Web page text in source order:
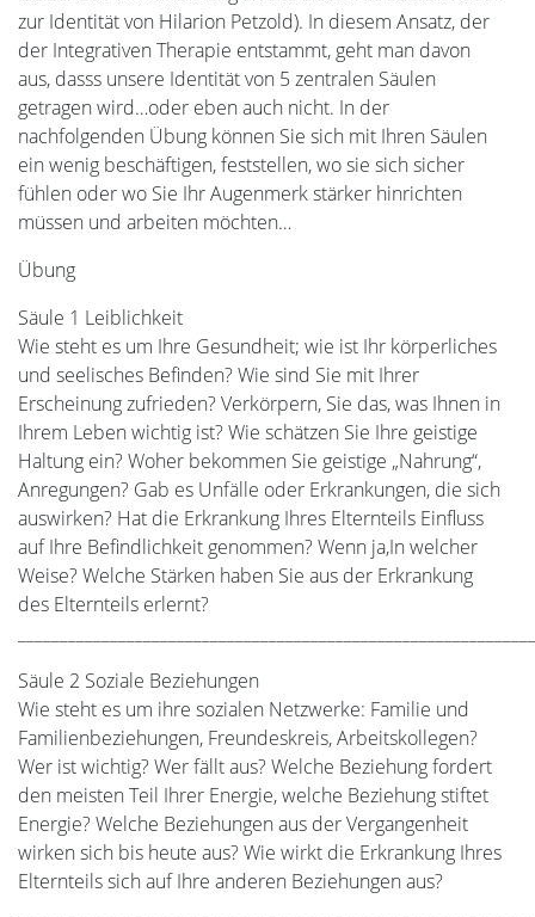
zur Identität von Hilarion Petzold). In diesem Ansatz, der
der Integrativen Therapie entstammt, geht man davon
aus, dasss unsere Identität von 5 zentralen Säulen
getragen wird…oder eben auch nicht. In der
nachfolgenden Übung können Sie sich mit Ihren Säulen
ein wenig beschäftigen, feststellen, wo sie sich sicher
fühlen oder wo Sie Ihr Augenmerk stärker hinrichten
müssen und arbeiten möchten…
Übung
Säule 1 Leiblichkeit
Wie steht es um Ihre Gesundheit; wie ist Ihr körperliches
und seelisches Befinden? Wie sind Sie mit Ihrer
Erscheinung zufrieden? Verkörpern, Sie das, was Ihnen in
Ihrem Leben wichtig ist? Wie schätzen Sie Ihre geistige
Haltung ein? Woher bekommen Sie geistige „Nahrung“,
Anregungen? Gab es Unfälle oder Erkrankungen, die sich
auswirken? Hat die Erkrankung Ihres Elternteils Einfluss
auf Ihre Befindlichkeit genommen? Wenn ja,In welcher
Weise? Welche Stärken haben Sie aus der Erkrankung
des Elternteils erlernt?
Säule 2 Soziale Beziehungen
Wie steht es um ihre sozialen Netzwerke: Familie und
Familienbeziehungen, Freundeskreis, Arbeitskollegen?
Wer ist wichtig? Wer fällt aus? Welche Beziehung fordert
den meisten Teil Ihrer Energie, welche Beziehung stiftet
Energie? Welche Beziehungen aus der Vergangenheit
wirken sich bis heute aus? Wie wirkt die Erkrankung Ihres
Elternteils sich auf Ihre anderen Beziehungen aus?